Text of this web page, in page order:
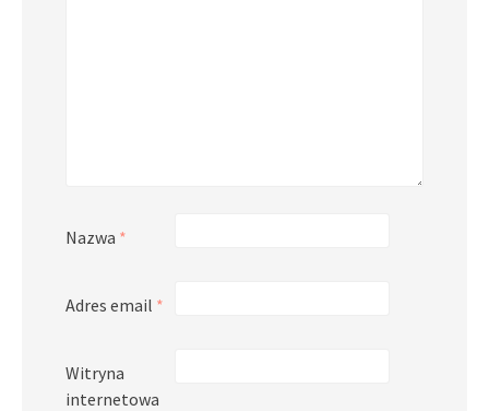
Nazwa *
Adres email *
Witryna
internetowa